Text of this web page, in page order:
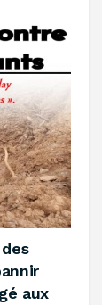
aux